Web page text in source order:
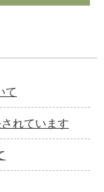
て
れています